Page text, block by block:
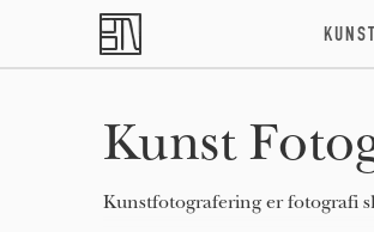
Skip to main content
KUNST
Kunst
Kunstfotografering er fotografi